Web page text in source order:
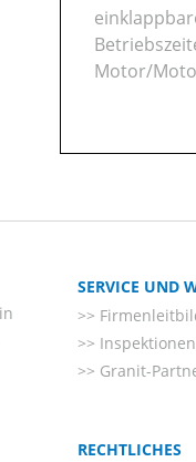
Motor/
in
SERVICE UND
Inspektionen
Granit-
RECHTLICHES